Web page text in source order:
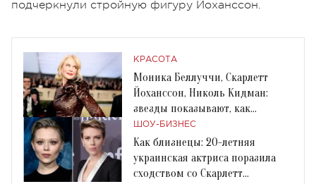
подчеркнули стройную фигуру Йоханссон.
КРАСОТА
Моника Беллуччи, Скарлетт
Йоханссон, Николь Кидман:
звезды показывают, как
правильно носить пайетки
ШОУ-БИЗНЕС
Как близнецы: 20-летняя
украинская актриса поразила
сходством со Скарлетт